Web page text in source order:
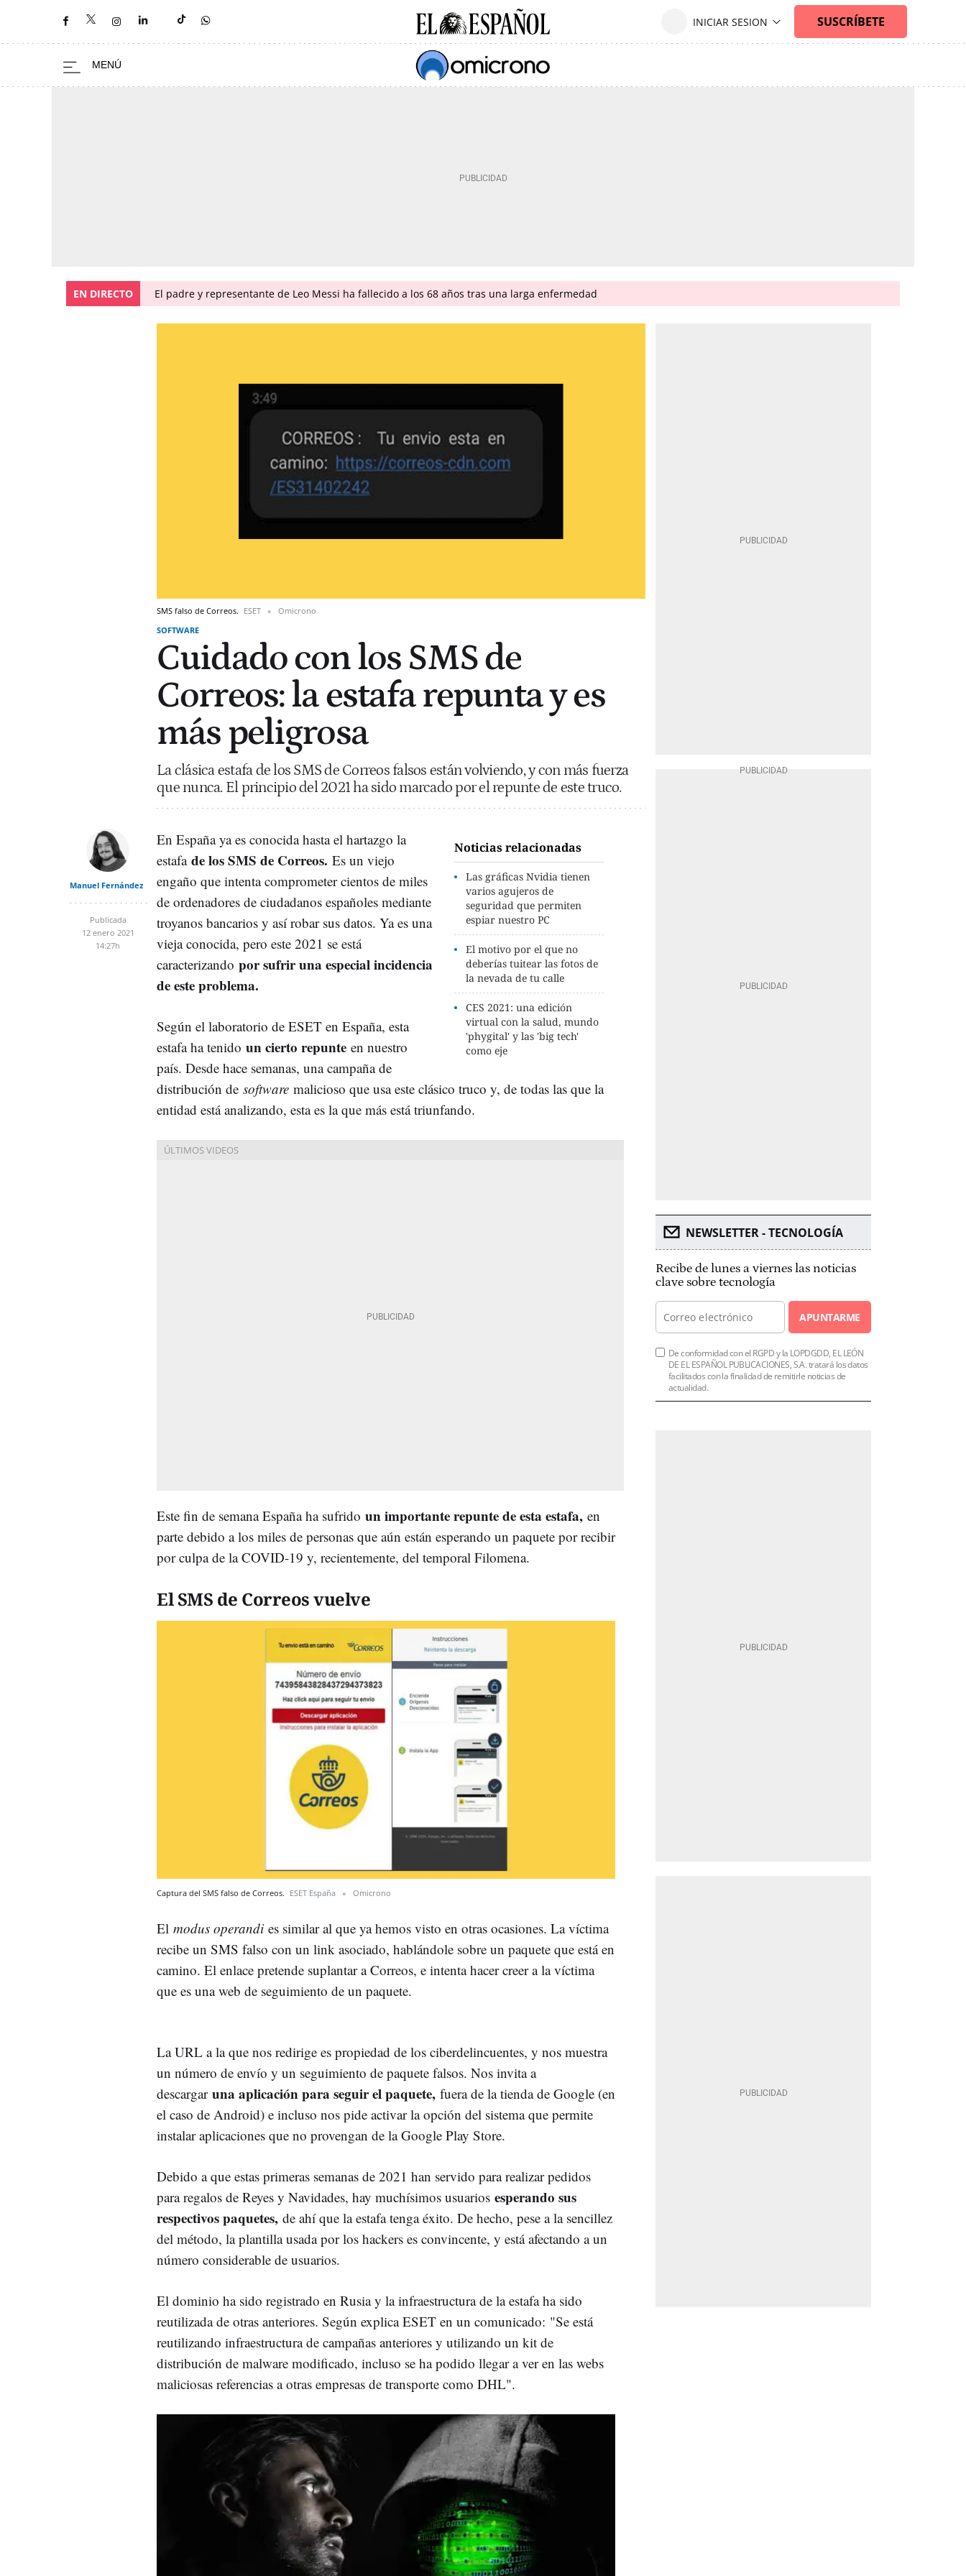
EN DIRECTO El padre y representante de Leo Messi ha fallecido a los 68 años tras una larga enfermedad
SMS falso de Correos. ESET
Omicrono
SOFTWARE
Cuidado con los SMS de
Correos: la estafa repunta y es
más peligrosa
La clásica estafa de los SMS de Correos falsos están volviendo, y con más fuerza
que nunca. El principio del 2021 ha sido marcado por el repunte de este truco.
Manuel Fernández
Publicada
12 enero 2021
14:27h
Noticias relacionadas
Las gráficas Nvidia tienen
varios agujeros de
seguridad que permiten
espiar nuestro PC
El motivo por el que no
deberías tuitear las fotos de
la nevada de tu calle
CES 2021: una edición
virtual con la salud, mundo
'phygital' y las 'big tech'
como eje
En España ya es conocida hasta el hartazgo la
estafa de los SMS de Correos. Es un viejo
engaño que intenta comprometer cientos de miles
de ordenadores de ciudadanos españoles mediante
troyanos bancarios y así robar sus datos. Ya es una
vieja conocida, pero este 2021 se está
caracterizando por sufrir una especial incidencia
de este problema.
Según el laboratorio de ESET en España, esta
estafa ha tenido un cierto repunte en nuestro
país. Desde hace semanas, una campaña de
distribución de software malicioso que usa este clásico truco y, de todas las que la
entidad está analizando, esta es la que más está triunfando.
Este fin de semana España ha sufrido un importante repunte de esta estafa, en
parte debido a los miles de personas que aún están esperando un paquete por recibir
por culpa de la COVID-19 y, recientemente, del temporal Filomena.
El SMS de Correos vuelve
Captura del SMS falso de Correos. ESET España Omicrono
El modus operandi es similar al que ya hemos visto en otras ocasiones. La víctima
recibe un SMS falso con un link asociado, hablándole sobre un paquete que está en
camino. El enlace pretende suplantar a Correos, e intenta hacer creer a la víctima
que es una web de seguimiento de un paquete.
La URL a la que nos redirige es propiedad de los ciberdelincuentes, y nos muestra
un número de envío y un seguimiento de paquete falsos. Nos invita a
descargar una aplicación para seguir el paquete, fuera de la tienda de Google (en
el caso de Android) e incluso nos pide activar la opción del sistema que permite
instalar aplicaciones que no provengan de la Google Play Store.
Debido a que estas primeras semanas de 2021 han servido para realizar pedidos
para regalos de Reyes y Navidades, hay muchísimos usuarios esperando sus
respectivos paquetes, de ahí que la estafa tenga éxito. De hecho, pese a la sencillez
del método, la plantilla usada por los hackers es convincente, y está afectando a un
número considerable de usuarios.
El dominio ha sido registrado en Rusia y la infraestructura de la estafa ha sido
reutilizada de otras anteriores. Según explica ESET en un comunicado: "Se está
reutilizando infraestructura de campañas anteriores y utilizando un kit de
distribución de malware modificado, incluso se ha podido llegar a ver en las webs
maliciosas referencias a otras empresas de transporte como DHL".
NEWSLETTER - TECNOLOGÍA
Recibe de lunes a viernes las noticias
clave sobre tecnología
APUNTARME
De conformidad con el RGPD y la LOPDGDD, EL LEÓN
DE EL ESPAÑOL PUBLICACIONES, S.A. tratará los datos
facilitados con la finalidad de remitirle noticias de
actualidad.